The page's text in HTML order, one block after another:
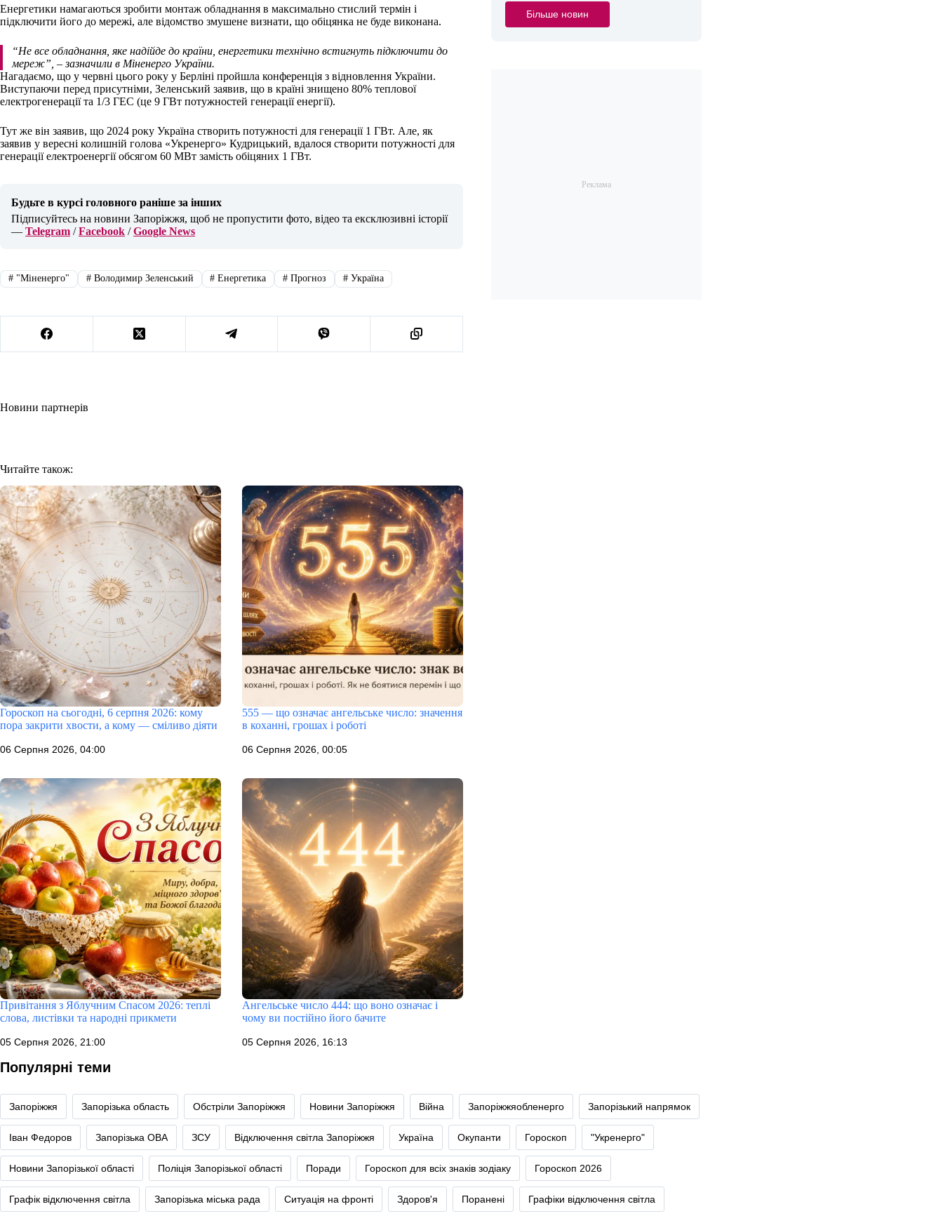
Енергетики намагаються зробити монтаж обладнання в максимально стислий термін і
підключити його до мережі, але відомство змушене визнати, що обіцянка не буде виконана.
“Не все обладнання, яке надійде до країни, енергетики технічно встигнуть підключити до
мереж”, – зазначили вМіненерго України.
Нагадаємо, що у червні цього року у Берліні пройшла конференція з відновлення України.
Виступаючи перед присутніми, Зеленський заявив, що в країні знищено 80% теплової
електрогенерації та 1/3 ГЕС (це 9 ГВт потужностей генерації енергії).
Тут же він заявив, що 2024 року Україна створить потужності для генерації 1 ГВт. Але, як
заявив у вересні колишній голова «Укренерго» Кудрицький, вдалося створити потужності для
генерації електроенергії обсягом 60 МВт замість обіцяних 1 ГВт.
Будьте в курсі головного раніше за інших
Підписуйтесь на новини Запоріжжя, щоб не пропустити фото, відео та ексклюзивні історії
— Telegram /Facebook /Google News
#"Міненерго" #Володимир Зеленський # Енергетика # Прогноз # Україна
Новини партнерів
Читайте також:
Гороскоп на сьогодні, 6 серпня 2026: кому
пора закрити хвости, а кому — сміливо діяти
06 Серпня 2026, 04:00
555 — що означає ангельське число: значення
в коханні, грошах і роботі
06 Серпня 2026, 00:05
Привітання з Яблучним Спасом 2026: теплі
слова, листівки та народні прикмети
05 Серпня 2026, 21:00
Ангельське число 444: що воно означає і
чому ви постійно його бачите
05 Серпня 2026, 16:13
Більше новин
Популярні теми
Запоріжжя Запорізька область Обстріли Запоріжжя Новини Запоріжжя Війна Запоріжжяобленерго Запорізький напрямок
Іван Федоров Запорізька ОВА ЗСУ Відключення світла Запоріжжя Україна Окупанти Гороскоп "Укренерго"
Новини Запорізької області Поліція Запорізької області Поради Гороскоп для всіх знаків зодіаку Гороскоп 2026
Графік відключення світла Запорізька міська рада Ситуація на фронті Здоров'я Поранені Графіки відключення світла